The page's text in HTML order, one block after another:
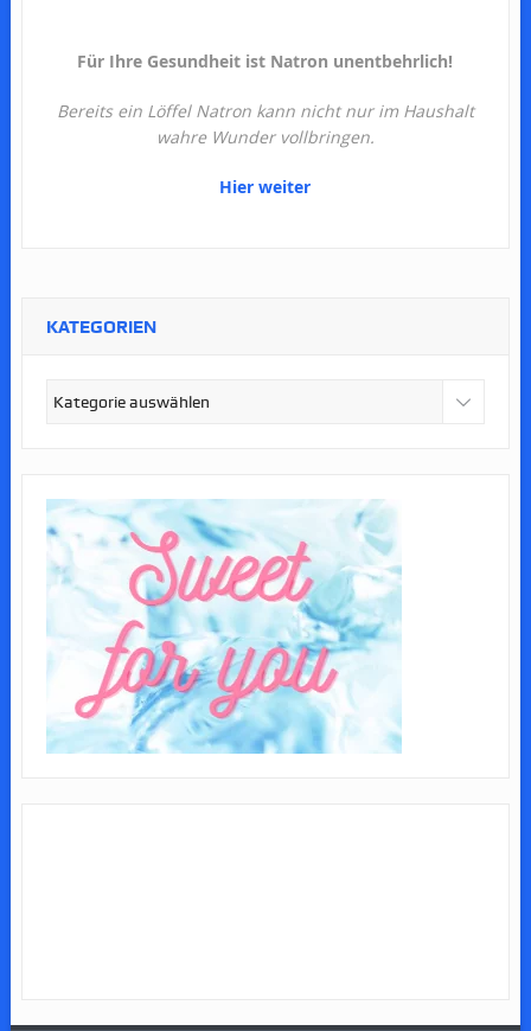
Für Ihre Gesundheit ist Natron unentbehrlich!
Bereits ein Löffel Natron kann nicht nur im Haushalt
wahre Wunder vollbringen.
Hier weiter
KATEGORIEN